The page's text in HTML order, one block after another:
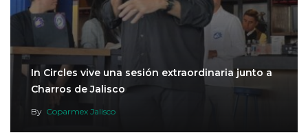
In Circles vive una sesión extraordinaria junto a
Charros de Jalisco
By Coparmex Jalisco